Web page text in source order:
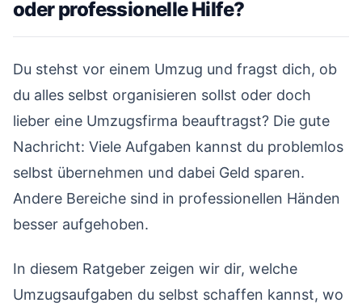
03Diese Aufgaben solltest du immer selbst übernehmen
So viele Umzugskartons und welches Material
Wann ist professionelle Hilfe sinnvoll?
07Checkliste: Eigenumzug richtig planen
08Transporter richtig wählen und fahren
09Umzugshelfer finden und motivieren
10Versicherung und Haftung beim Eigenumzug
Wann doch zur Umzugsfirma wechseln?
oder professionelle Hilfe?
Du stehst vor einem Umzug und fragst dich, ob
du alles selbst organisieren sollst oder doch
lieber eine Umzugsfirma beauftragst? Die gute
Nachricht: Viele Aufgaben kannst du problemlos
selbst übernehmen und dabei Geld sparen.
Andere Bereiche sind in professionellen Händen
besser aufgehoben.
In diesem Ratgeber zeigen wir dir, welche
Umzugsaufgaben du selbst schaffen kannst, wo